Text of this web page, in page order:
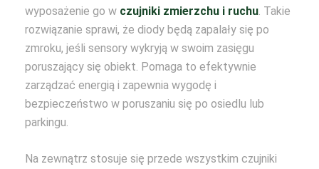
wyposażenie go w czujniki zmierzchu i ruchu . Takie
rozwiązanie sprawi, że diody będą zapalały się po
zmroku, jeśli sensory wykryją w swoim zasięgu
poruszający się obiekt. Pomaga to efektywnie
zarządzać energią i zapewnia wygodę i
bezpieczeństwo w poruszaniu się po osiedlu lub
parkingu.
Na zewnątrz stosuje się przede wszystkim czujniki